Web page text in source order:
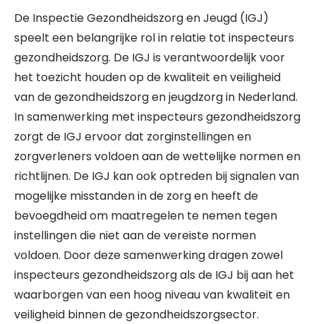
De Inspectie Gezondheidszorg en Jeugd (IGJ)
speelt een belangrijke rol in relatie tot inspecteurs
gezondheidszorg. De IGJ is verantwoordelijk voor
het toezicht houden op de kwaliteit en veiligheid
van de gezondheidszorg en jeugdzorg in Nederland.
In samenwerking met inspecteurs gezondheidszorg
zorgt de IGJ ervoor dat zorginstellingen en
zorgverleners voldoen aan de wettelijke normen en
richtlijnen. De IGJ kan ook optreden bij signalen van
mogelijke misstanden in de zorg en heeft de
bevoegdheid om maatregelen te nemen tegen
instellingen die niet aan de vereiste normen
voldoen. Door deze samenwerking dragen zowel
inspecteurs gezondheidszorg als de IGJ bij aan het
waarborgen van een hoog niveau van kwaliteit en
veiligheid binnen de gezondheidszorgsector.